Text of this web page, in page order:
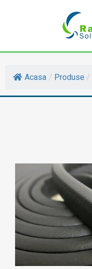
Acasa / Produse /